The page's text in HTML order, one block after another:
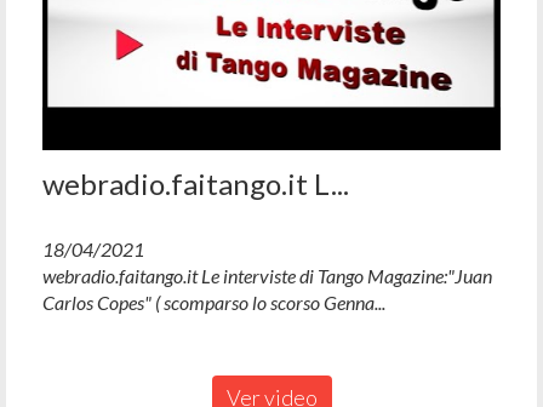
webradio.faitango.it L...
18/04/2021
webradio.faitango.it Le interviste di Tango Magazine:"Juan
Carlos Copes" ( scomparso lo scorso Genna...
Ver video